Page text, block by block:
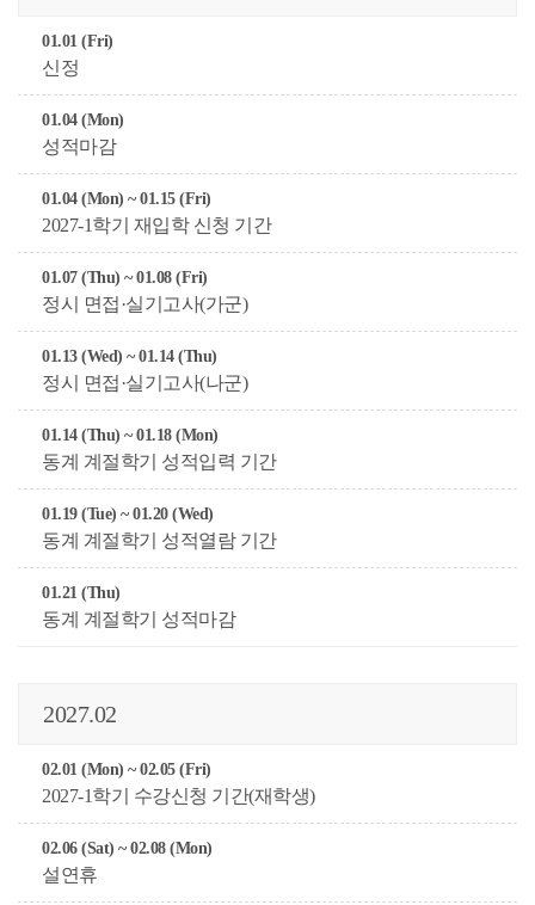
01.01 (Fri)
신정
01.04 (Mon)
성적마감
01.04 (Mon) ~ 01.15 (Fri)
2027-1학기 재입학 신청 기간
01.07 (Thu) ~ 01.08 (Fri)
정시 면접·실기고사(가군)
01.13 (Wed) ~ 01.14 (Thu)
정시 면접·실기고사(나군)
01.14 (Thu) ~ 01.18 (Mon)
동계 계절학기 성적입력 기간
01.19 (Tue) ~ 01.20 (Wed)
동계 계절학기 성적열람 기간
01.21 (Thu)
동계 계절학기 성적마감
2027.02
02.01 (Mon) ~ 02.05 (Fri)
2027-1학기 수강신청 기간(재학생)
02.06 (Sat) ~ 02.08 (Mon)
설연휴